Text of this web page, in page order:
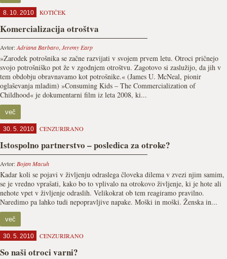
8. 10. 2010 KOTIČEK
Komercializacija otroštva
Avtor:Adriana Barbaro, Jeremy Earp
»Zarodek potrošnika se začne razvijati v svojem prvem letu. Otroci pričnejo
svojo potrošniško pot že v zgodnjem otroštvu. Zagotovo si zaslužijo, da jih v
tem obdobju obravnavamo kot potrošnike.« (James U. McNeal, pionir
oglaševanja mladim) »Consuming Kids – The Commercialization of
Childhood« je dokumentarni film iz leta 2008, ki...
več
30. 5. 2010 CENZURIRANO
Istospolno partnerstvo – posledica za otroke?
Avtor: Bojan Macuh
Kadar koli se pojavi v življenju odraslega človeka dilema v zvezi njim samim,
se je vredno vprašati, kako bo to vplivalo na otrokovo življenje, ki je hote ali
nehote vpet v življenje odraslih. Velikokrat ob tem reagiramo pravilno.
Naredimo pa lahko tudi nepopravljive napake. Moški in moški. Ženska in...
več
30. 5. 2010 CENZURIRANO
So naši otroci varni?